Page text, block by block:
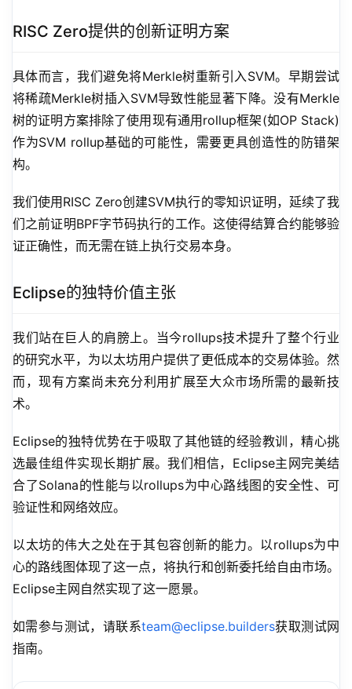
RISC Zero提供的创新证明方案
具体而言，我们避免将Merkle树重新引入SVM。早期尝试
将稀疏Merkle树插入SVM导致性能显著下降。没有Merkle
树的证明方案排除了使用现有通用rollup框架(如OP Stack)
作为SVM rollup基础的可能性，需要更具创造性的防错架
构。
我们使用RISC Zero创建SVM执行的零知识证明，延续了我
们之前证明BPF字节码执行的工作。这使得结算合约能够验
证正确性，而无需在链上执行交易本身。
Eclipse的独特价值主张
我们站在巨人的肩膀上。当今rollups技术提升了整个行业
的研究水平，为以太坊用户提供了更低成本的交易体验。然
而，现有方案尚未充分利用扩展至大众市场所需的最新技
术。
Eclipse的独特优势在于吸取了其他链的经验教训，精心挑
选最佳组件实现长期扩展。我们相信，Eclipse主网完美结
合了Solana的性能与以rollups为中心路线图的安全性、可
验证性和网络效应。
以太坊的伟大之处在于其包容创新的能力。以rollups为中
心的路线图体现了这一点，将执行和创新委托给自由市场。
Eclipse主网自然实现了这一愿景。
如需参与测试，请联系team@eclipse.builders获取测试网
指南。